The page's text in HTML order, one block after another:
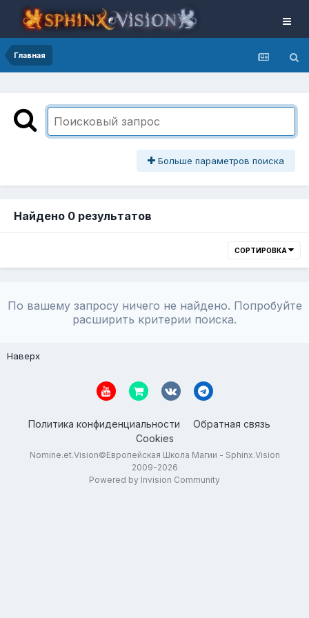
Главная
Больше параметров поиска
Найдено 0 результатов
СОРТИРОВКА
По вашему запросу ничего не найдено. Попробуйте
расширить критерии поиска.
Наверх
Политика конфиденциальности
Обратная связь
Cookies
Nomine.et.Vision©Европейская Школа Магии - Sphinx.Vision
2009-2026
Powered by Invision Community